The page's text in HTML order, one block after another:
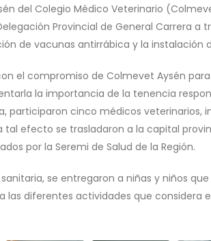
del Colegio Médico Veterinario
Provincial de General Carrera a
de vacunas antirrábica y la instalación
el compromiso de Colmevet Aysén
la importancia de la tenencia
participaron cinco médicos veterinarios,
tal efecto se trasladaron a la capital
por la Seremi de Salud de la Región.
se entregaron a niñas y niños
las diferentes actividades que considera